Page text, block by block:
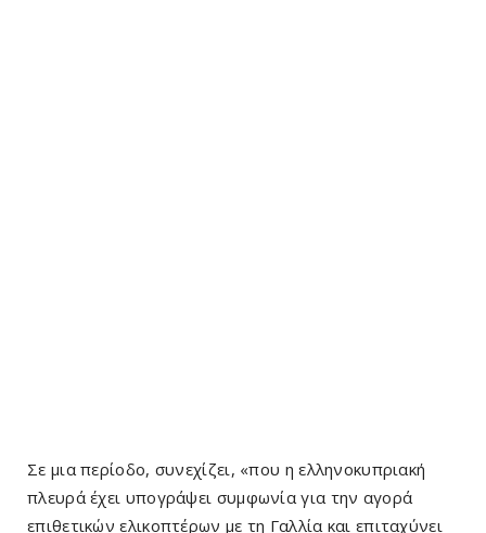
Σε μια περίοδο, συνεχίζει, «που η ελληνοκυπριακή
πλευρά έχει υπογράψει συμφωνία για την αγορά
επιθετικών ελικοπτέρων με τη Γαλλία και επιταχύνει